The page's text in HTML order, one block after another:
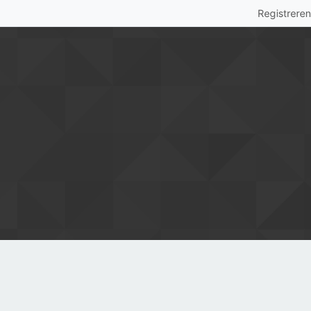
Registreren